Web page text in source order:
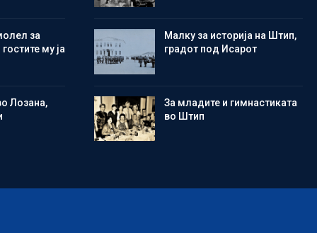
за
му ја
Лозана,
Малку за историја на Штип,
градот под Исарот
Зa младите и гимнастиката
во Штип